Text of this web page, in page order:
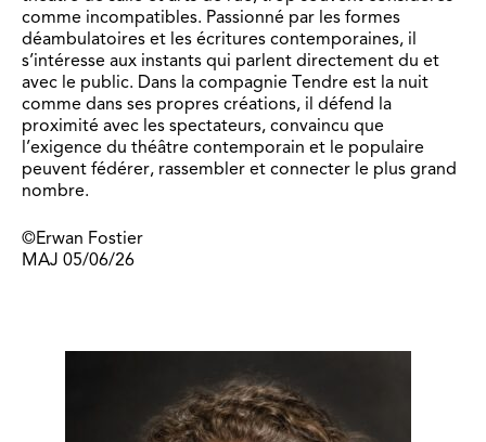
comme incompatibles. Passionné par les formes
déambulatoires et les écritures contemporaines, il
s’intéresse aux instants qui parlent directement du et
avec le public. Dans la compagnie Tendre est la nuit
comme dans ses propres créations, il défend la
proximité avec les spectateurs, convaincu que
l’exigence du théâtre contemporain et le populaire
peuvent fédérer, rassembler et connecter le plus grand
nombre.
©Erwan Fostier
MAJ 05/06/26